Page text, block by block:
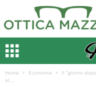
Home Economia
Il “giorno
al...